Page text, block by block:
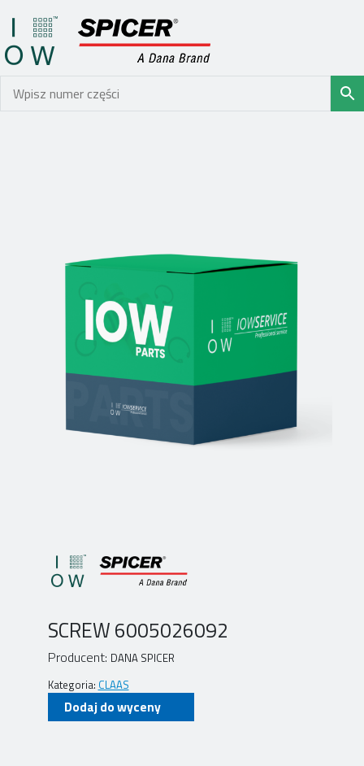
SCREW 6005026092
Producent: DANA SPICER
Kategoria: CLAAS
Dodaj do wyceny